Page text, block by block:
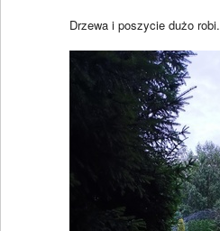
Drzewa i poszycie dużo robi.